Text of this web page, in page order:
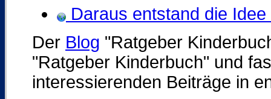
Daraus entstand die
Der Blog "Ratgeber
"Ratgeber Kinderbuch" und
interessierenden Beiträge in